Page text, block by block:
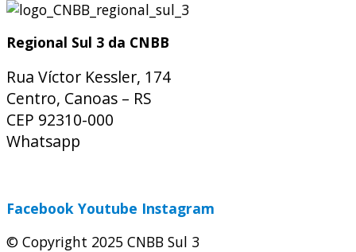
Regional Sul 3 da CNBB
Rua Víctor Kessler, 174
Centro, Canoas – RS
CEP 92310-000
Whatsapp
Facebook Youtube Instagram
© Copyright 2025 CNBB Sul 3